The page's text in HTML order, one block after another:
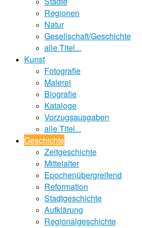
Regionen
Natur
Gesellschaft/Geschichte
alle Titel...
Kunst
Fotografie
Malerei
Biografie
Kataloge
Vorzugsausgaben
alle Titel...
Geschichte
Zeitgeschichte
Mittelalter
Epochenübergreifend
Reformation
Stadtgeschichte
Aufklärung
Regionalgeschichte